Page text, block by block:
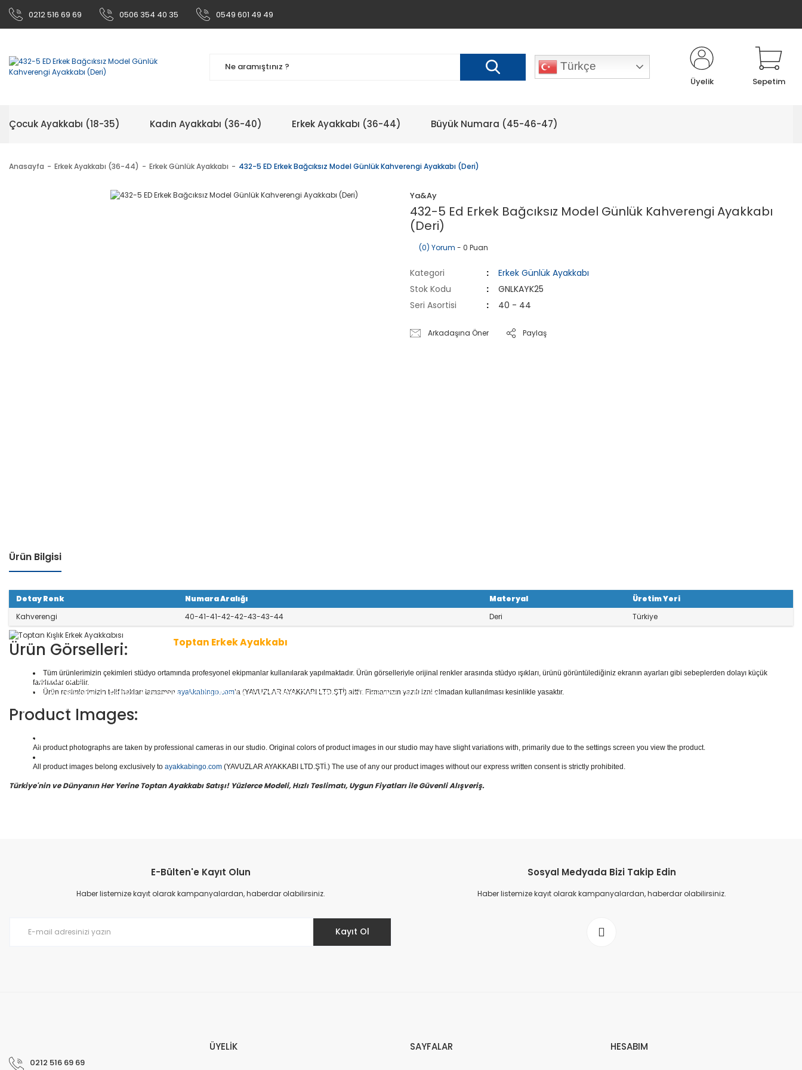
0212 516 69 69 0506 354 40 35 0549 601 49 49
Türkçe
Üyelik Sepetim
Çocuk Ayakkabı (18-35) Kadın Ayakkabı (36-40) Erkek Ayakkabı (36-44) Büyük Numara (45-46-47)
Anasayfa Erkek Ayakkabı (36-44) Erkek Günlük Ayakkabı 432-5 ED Erkek Bağcıksız Model Günlük Kahverengi Ayakkabı (Deri)
Ya&Ay
432-5 Ed Erkek Bağcıksız Model Günlük Kahverengi Ayakkabı
(Deri)
(0) Yorum - 0 Puan
Kategori
Erkek Günlük Ayakkabı
Stok Kodu
GNLKAYK25
Seri Asortisi
40 - 44
Arkadaşına Öner Paylaş
Ürün Bilgisi
Detay Renk Numara Aralığı Materyal
Üretim Yeri
Kahverengi
40-41-41-42-42-43-43-44 Deri Türkiye
Toptan Erkek Ayakkabı
1 seri içinde8çift ayakkabı bulunur. Toptan Erkek Ayakkabı
kategorisinde; Sandaletler, Deri
Günlük Ayakkabılar, Botlar, Çizmeler, Kaliteli Deri Ayakkabılar, Trekking ayakkabılar, Outdoor
ayakkabılar ve daha binlerce model erkek ayakkabısı mevcuttur.
Yüzlerce modeli, hızlı teslimatı, uygun
n doğru adresi Yavuzlar Ayakkabı!
Ürün Görselleri:
Tüm ürünlerimizin çekimleri stüdyo ortamında profesyonel ekipmanlar kullanılarak yapılmaktadır. Ürün görselleriyle orijinal renkler arasında stüdyo ışıkları, ürünü görüntülediğiniz ekranın ayarları gibi sebeplerden dolayı küçük
farklılıklar olabilir.
Ürün resimlerimizin telif hakları tamamen ayakkabingo.com’a (YAVUZLAR AYAKKABI LTD.ŞTİ) aittir. Firmamızın yazılı izni olmadan kullanılması kesinlikle yasaktır.
Product Images:
All product photographs are taken by professional cameras in our studio. Original colors of product images in our studio may have slight variations with, primarily due to the settings screen you view the product.
All product images belong exclusively to ayakkabingo.com (YAVUZLAR AYAKKABI LTD.ŞTİ.) The use of any our product images without our express written consent is strictly prohibited.
Türkiye'nin ve Dünyanın Her Yerine Toptan Ayakkabı Satışı! Yüzlerce Modeli, Hızlı Teslimatı, Uygun Fiyatları ile Güvenli Alışveriş.
E-Bülten'e Kayıt Olun
Haber listemize kayıt olarak kampanyalardan, haberdar olabilirsiniz.
Kayıt Ol
Sosyal Medyada Bizi Takip Edin
Haber listemize kayıt olarak kampanyalardan, haberdar olabilirsiniz.
0212 516 69 69
ÜYELİK SAYFALAR HESABIM